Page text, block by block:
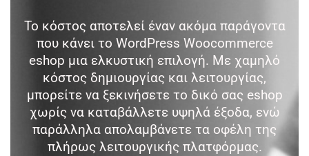
Το κόστος αποτελεί έναν ακόμα παράγοντα
που κάνει το WordPress Woocommerce
eshop μια ελκυστική επιλογή. Με χαμηλό
κόστος δημιουργίας και λειτουργίας,
μπορείτε να ξεκινήσετε το δικό σας eshop
χωρίς να καταβάλλετε υψηλά έξοδα, ενώ
παράλληλα απολαμβάνετε τα οφέλη της
πλήρως λειτουργικής πλατφόρμας.